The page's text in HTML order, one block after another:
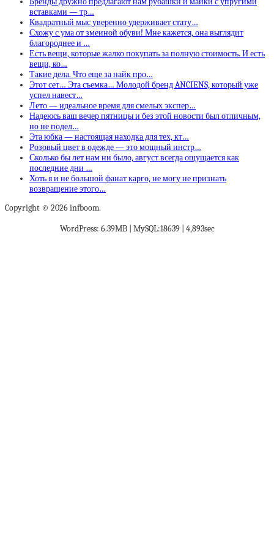
вставками — тр…
Квадратный мыс уверенно удерживает стату…
Схожу с ума от змеиной обуви! Мне кажется, она выглядит
благороднее и …
Есть вещи, которые жалко покупать за полную стоимость. И есть
вещи, ко…
Такие дела. Что еще за найк про…
Этот сет… Эта съемка… Молодой бренд ANCIENS, который уже
успел навест…
Лето — идеальное время для смелых экспер…
Надеюсь ваш вечер пятницы и без этой новости был отличным,
но не подел…
Эта юбка — настоящая находка для тех, кт…
Розовый цвет в одежде — это мощный инстр…
Сколько бы лет нам ни было, август всегда ощущается как
последние дни …
Хоть я и не большой фанат карго, не могу не признать
возвращение этого…
Copyright © 2026 infboom.
WordPress: 6.39MB | MySQL:18639 | 4,893sec